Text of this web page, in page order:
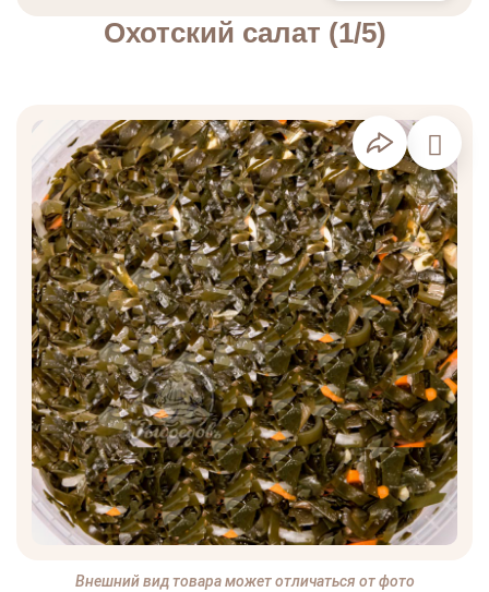
Охотский салат (1/5)
Внешний вид товара может отличаться от фото